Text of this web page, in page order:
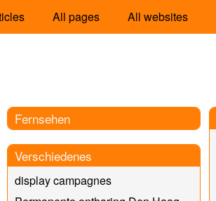
All pages All websites
Fernsehen
Verschiedenes
display campagnes